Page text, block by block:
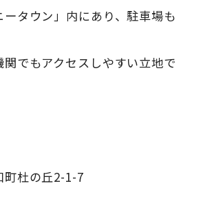
タウン」内にあり、駐車場も
でもアクセスしやすい立地で
町杜の丘2-1-7